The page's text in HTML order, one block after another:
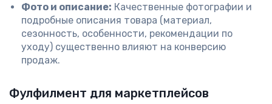
Фото и описание: Качественные фотографии и
подробные описания товара (материал,
сезонность, особенности, рекомендации по
уходу) существенно влияют на конверсию
продаж.
Фулфилмент для маркетплейсов